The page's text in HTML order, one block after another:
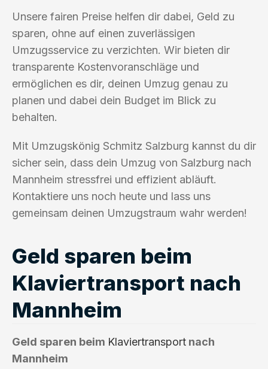
Unsere fairen Preise helfen dir dabei, Geld zu
sparen, ohne auf einen zuverlässigen
Umzugsservice zu verzichten. Wir bieten dir
transparente Kostenvoranschläge und
ermöglichen es dir, deinen Umzug genau zu
planen und dabei dein Budget im Blick zu
behalten.
Mit Umzugskönig Schmitz Salzburg kannst du dir
sicher sein, dass dein Umzug von Salzburg nach
Mannheim stressfrei und effizient abläuft.
Kontaktiere uns noch heute und lass uns
gemeinsam deinen Umzugstraum wahr werden!
Geld sparen beim
Klaviertransport nach
Mannheim
Geld sparen beim Klaviertransport nach
Mannheim